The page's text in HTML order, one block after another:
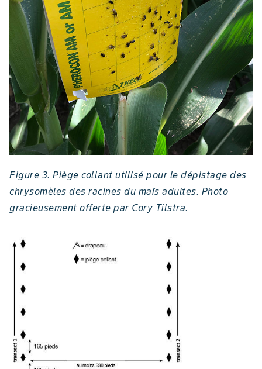
Figure 3. Piège collant utilisé pour le dépistage des
chrysomèles des racines du maïs adultes. Photo
gracieusement offerte par Cory Tilstra.